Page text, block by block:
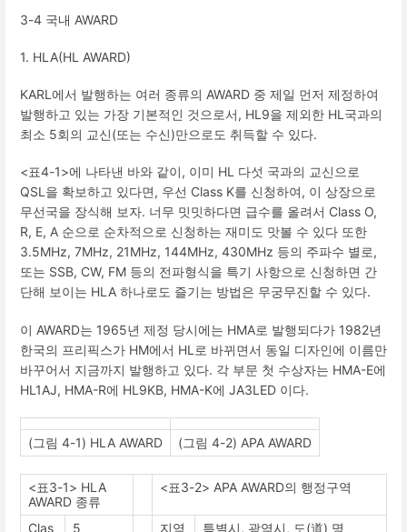
3-4 국내 AWARD
1. HLA(HL AWARD)
KARL 에서 발행하는 여러 종류의 AWARD 중 제일 먼저 제정하여
발행하고 있는 가장 기본적인 것으로서, HL9을 제외한 HL 국과의
최소 5회의 교신(또는 수신)만으로도 취득할 수 있다.
<표4-1>에 나타낸 바와 같이, 이미 HL 다섯 국과의 교신으로
QSL 을 확보하고 있다면, 우선 Class K를 신청하여, 이 상장으로
무선국을 장식해 보자. 너무 밋밋하다면 급수를 올려서 Class O,
R, E, A 순으로 순차적으로 신청하는 재미도 맛볼 수 있다 또한
3.5MHz, 7MHz, 21MHz, 144MHz, 430MHz 등의 주파수 별로,
또는 SSB, CW, FM 등의 전파형식을 특기 사항으로 신청하면 간
단해 보이는 HLA 하나로도 즐기는 방법은 무궁무진할 수 있다.
이 AWARD는 1965년 제정 당시에는 HMA로 발행되다가 1982년
한국의 프리픽스가 HM에서 HL 로 바뀌면서 동일 디자인에 이름만
바꾸어서 지금까지 발행하고 있다. 각 부문 첫 수상자는 HMA-E에
HL1AJ, HMA-R에 HL9KB, HMA-K에 JA3LED 이다.
(그림 4-1) HLA AWARD (그림 4-2) APA AWARD
<표3-1> HLA
AWARD 종류
<표3-2> APA AWARD의 행정구역
Clas 5 지역 특별시, 광역시, 도(道) 명